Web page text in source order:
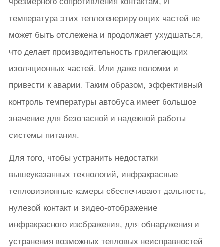
температура этих теплогенерирующих частей не
может быть отслежена и продолжает ухудшаться,
что делает производительность прилегающих
изоляционных частей. Или даже поломки и
привести к аварии. Таким образом, эффективный
контроль температуры автобуса имеет большое
значение для безопасной и надежной работы
системы питания.
Для того, чтобы устранить недостатки
вышеуказанных технологий, инфракрасные
тепловизионные камеры обеспечивают дальность,
нулевой контакт и видео-отображение
инфракрасного изображения, для обнаружения и
устранения возможных тепловых неисправностей